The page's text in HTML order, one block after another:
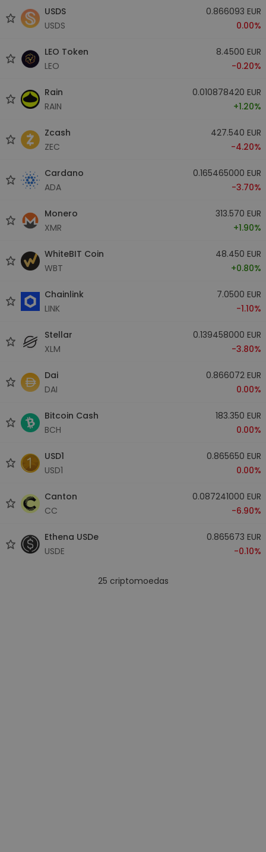
USDS
USDS
0.866093 EUR
0.00%
LEO Token
LEO
8.4500 EUR
-0.20%
Rain
RAIN
0.010878420 EUR
+1.20%
Zcash
ZEC
427.540 EUR
-4.20%
Cardano
ADA
0.165465000 EUR
-3.70%
Monero
XMR
313.570 EUR
+1.90%
WhiteBIT Coin
WBT
48.450 EUR
+0.80%
Chainlink
LINK
7.0500 EUR
-1.10%
Stellar
XLM
0.139458000 EUR
-3.80%
Dai
DAI
0.866072 EUR
0.00%
Bitcoin Cash
BCH
183.350 EUR
0.00%
USD1
USD1
0.865650 EUR
0.00%
Canton
CC
0.087241000 EUR
-6.90%
Ethena USDe
USDE
0.865673 EUR
-0.10%
25 criptomoedas